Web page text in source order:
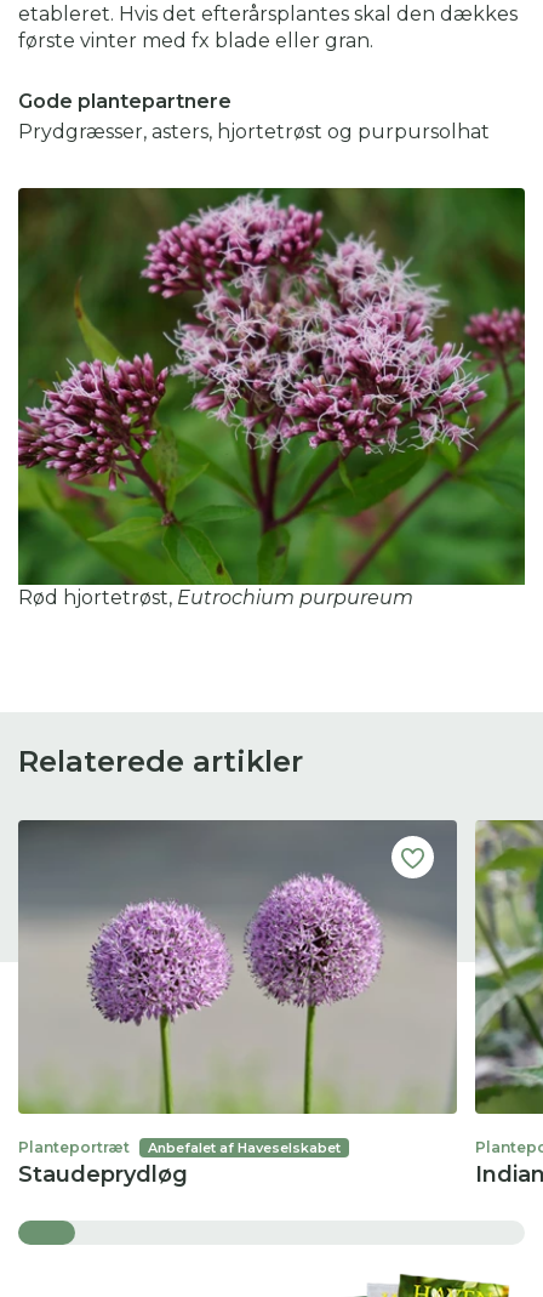
etableret. Hvis det efterårsplantes skal den dækkes
første vinter med fx blade eller gran.
Gode plantepartnere
Prydgræsser, asters, hjortetrøst og purpursolhat
Rød hjortetrøst, Eutrochium purpureum
Relaterede artikler
Planteportræt Anbefalet af Haveselskabet
Staudeprydløg